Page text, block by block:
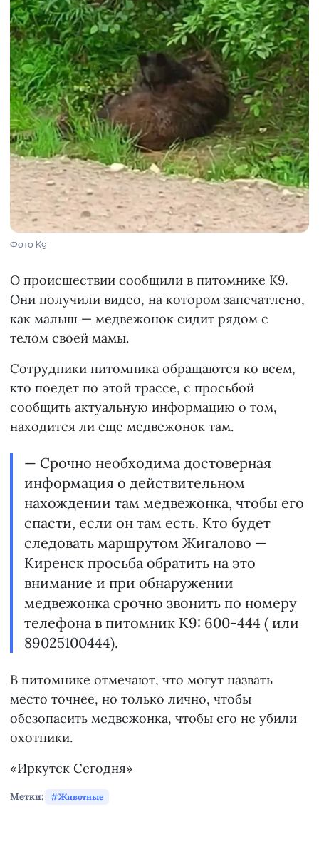
Фото К9
О происшествии сообщили в питомнике К9.
Они получили видео, на котором запечатлено,
как малыш — медвежонок сидит рядом с
телом своей мамы.
Сотрудники питомника обращаются ко всем,
кто поедет по этой трассе, с просьбой
сообщить актуальную информацию о том,
находится ли еще медвежонок там.
— Срочно необходима достоверная
информация о действительном
нахождении там медвежонка, чтобы его
спасти, если он там есть. Кто будет
следовать маршрутом Жигалово —
Киренск просьба обратить на это
внимание и при обнаружении
медвежонка срочно звонить по номеру
телефона в питомник К9: 600-444 ( или
89025100444).
В питомнике отмечают, что могут назвать
место точнее, но только лично, чтобы
обезопасить медвежонка, чтобы его не убили
охотники.
«Иркутск Сегодня»
Метки: Животные